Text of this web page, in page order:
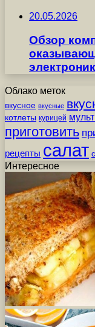
20.05.2026
Обзор
Облако меток
вкусное вкусные
котлеты курицей
приготовить
рецепты салат
Интересное